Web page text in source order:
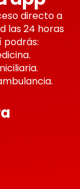
directo a
las 24 horas
podrás: